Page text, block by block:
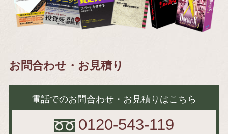
お問合わせ・お見積り
電話でのお問合わせ・お見積りはこちら
0120-543-119